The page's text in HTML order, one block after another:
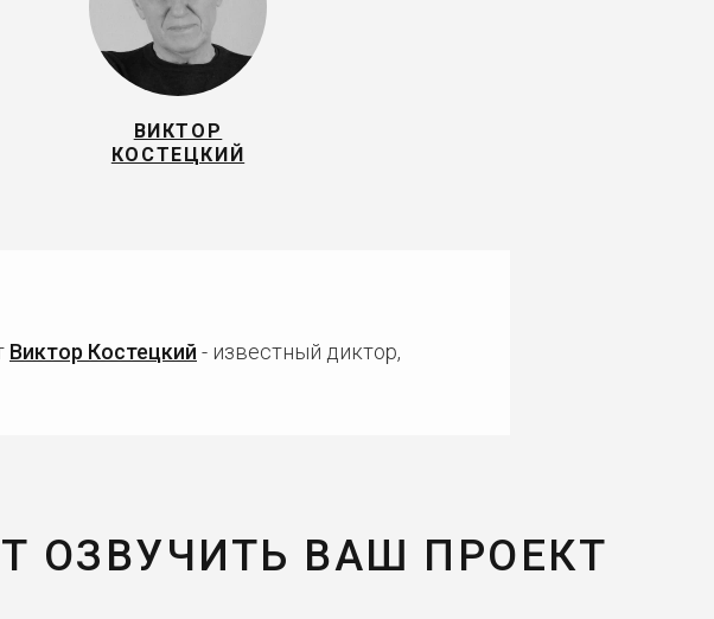
ВИКТОР
КОСТЕЦКИЙ
Виктор Костецкий - известный диктор,
ОЗВУЧИТЬ ВАШ ПРОЕКТ